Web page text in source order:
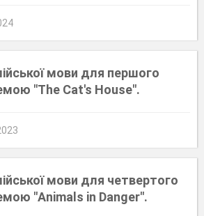
мови для першого
"The Cat's House".
мови для четвертого
"Animals in Danger".